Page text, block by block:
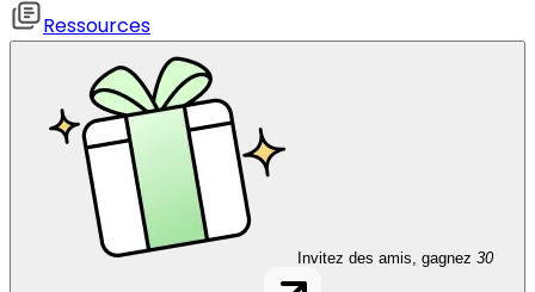
Ressources
Invitez des amis, gagnez 30